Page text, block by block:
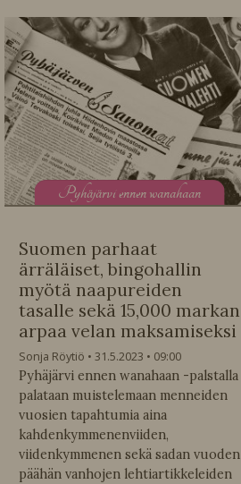
Pyhäjärvi ennen wanahaan
Suomen parhaat
ärräläiset, bingohallin
myötä naapureiden
tasalle sekä 15,000 markan
arpaa velan maksamiseksi
Sonja Röytiö 31.5.2023
09:00
Pyhäjärvi ennen wanahaan -palstalla
palataan muistelemaan menneiden
vuosien tapahtumia aina
kahdenkymmenenviiden,
viidenkymmenen sekä sadan vuoden
päähän vanhojen lehtiartikkeleiden